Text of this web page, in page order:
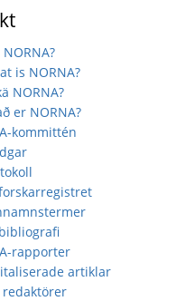
is NORNA?
NORNA?
er NORNA?
kommittén
rapporter
artiklar
redaktörer